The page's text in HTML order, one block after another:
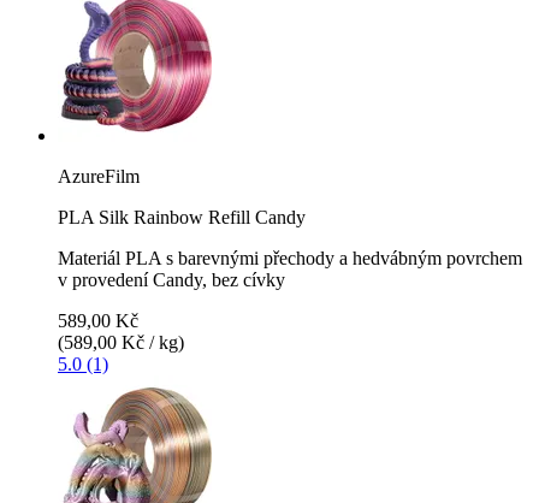
AzureFilm
PLA Silk Rainbow Refill Candy
Materiál PLA s barevnými přechody a hedvábným povrchem
v provedení Candy, bez cívky
589,00 Kč
(589,00 Kč / kg)
5.0 (1)